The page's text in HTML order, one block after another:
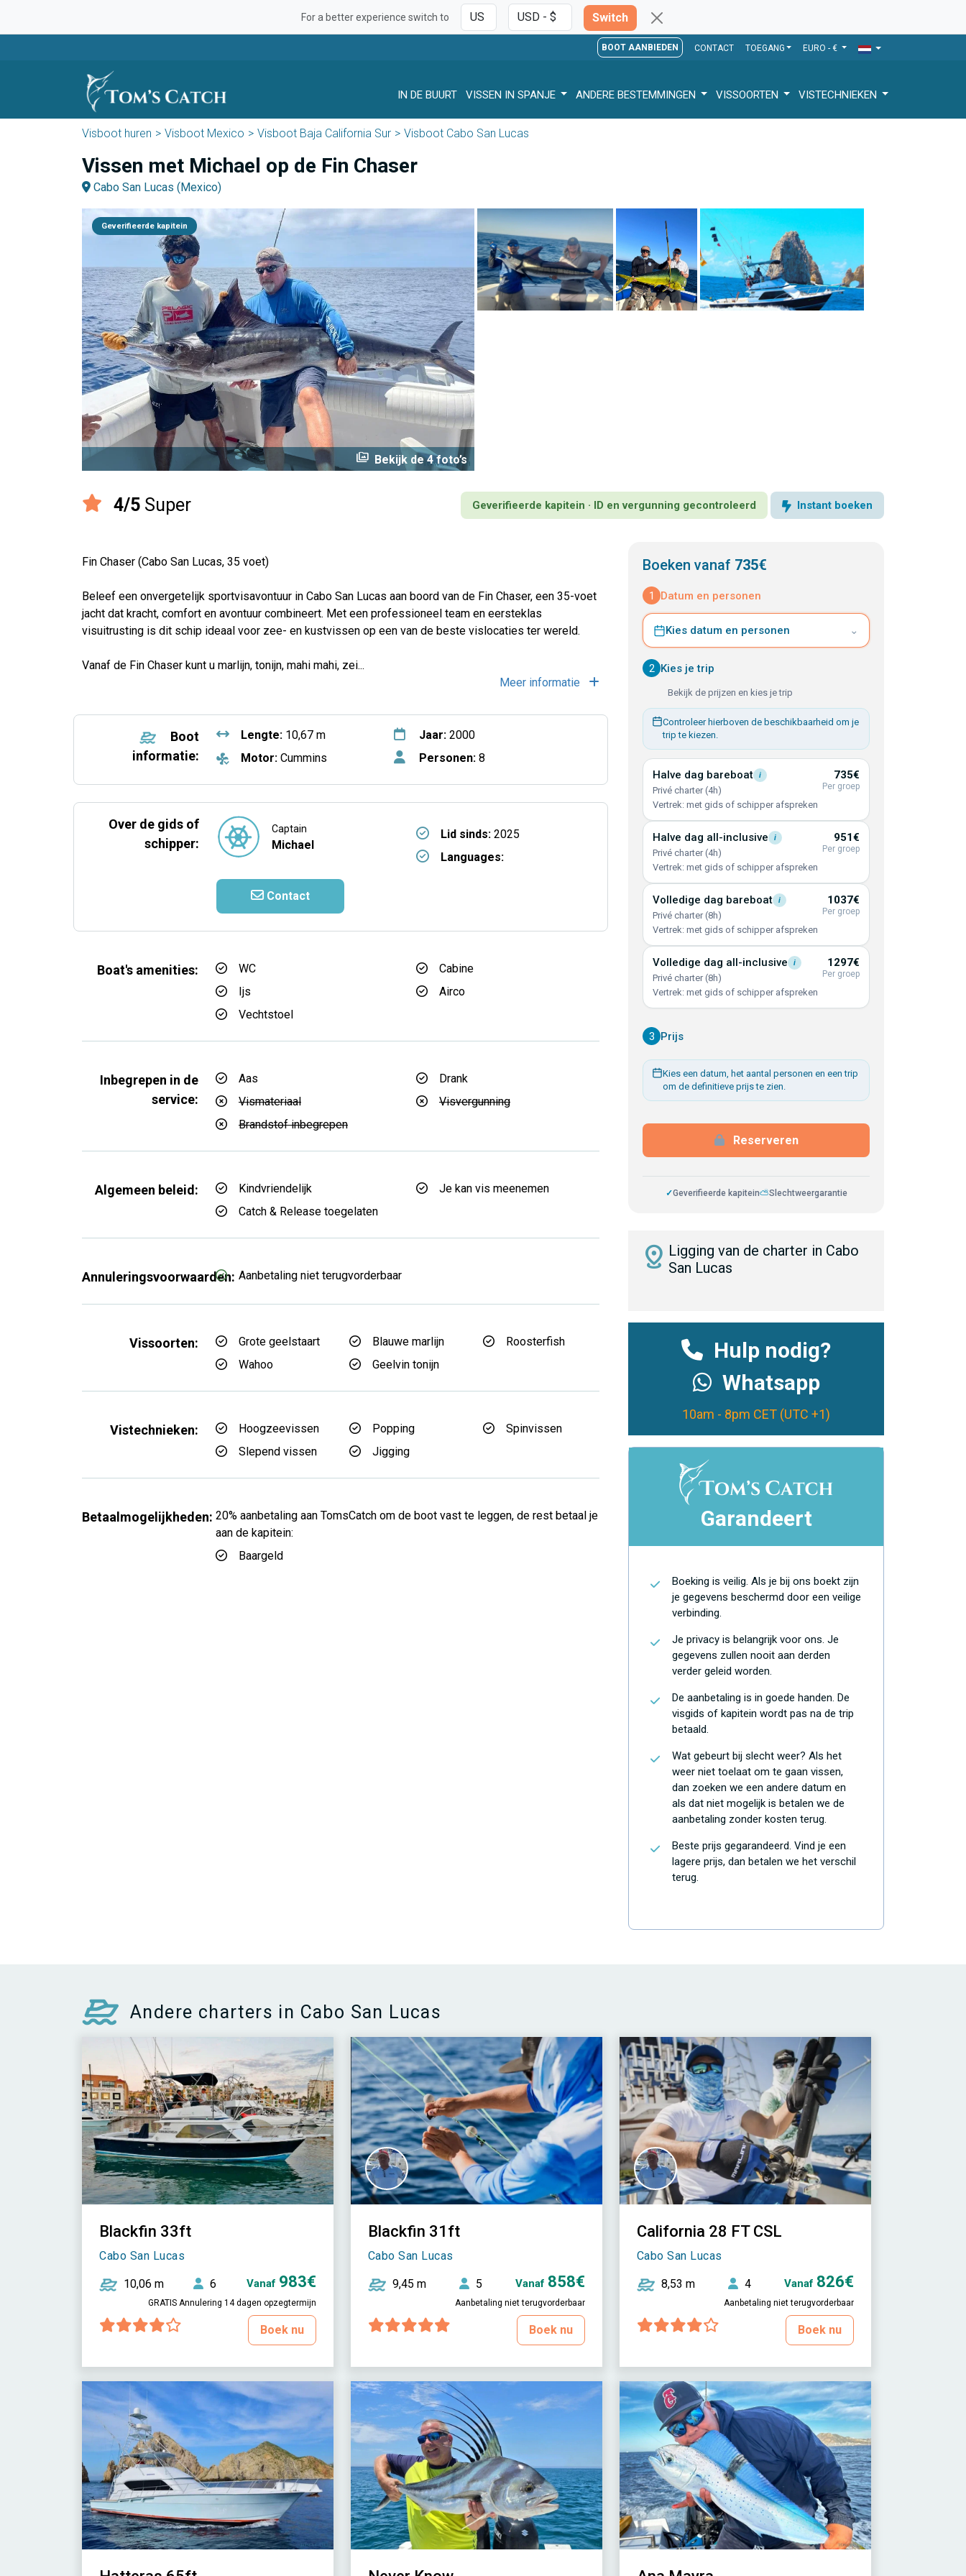
For a better experience switch to Switch
BOOT AANBIEDEN CONTACT TOEGANG EURO - €
IN DE BUURT VISSEN IN SPANJE ANDERE BESTEMMINGEN VISSOORTEN VISTECHNIEKEN
Visboot huren Visboot Mexico Visboot Baja California Sur Visboot Cabo San Lucas
Vissen met Michael op de Fin Chaser
Cabo San Lucas (Mexico)
Geverifieerde kapitein
perm_media Bekijk de 4 foto’s
4/5 Super Geverifieerde kapitein · ID en vergunning gecontroleerd Instant boeken
Fin Chaser (Cabo San Lucas, 35 voet)
Beleef een onvergetelijk sportvisavontuur in Cabo San Lucas aan boord van de Fin Chaser, een 35-voet
jacht dat kracht, comfort en avontuur combineert. Met een professioneel team en eersteklas
visuitrusting is dit schip ideaal voor zee- en kustvissen op een van de beste vislocaties ter wereld.
Vanaf de Fin Chaser kunt u marlijn, tonijn, mahi mahi, zei...
Meer informatie
Boot
informatie:
Lengte:10,67 m
Motor:Cummins
Jaar:2000
Personen:8
Over de gids of
schipper:
Captain
Michael
Contact
Lid sinds:2025
Languages:
Boat's amenities: WC
Cabine
Ijs
Airco
Vechtstoel
Inbegrepen in de
service:
Aas
Drank
Vismateriaal
Visvergunning
Brandstof inbegrepen
Algemeen beleid: Kindvriendelijk
Je kan vis meenemen
Catch & Release toegelaten
Annuleringsvoorwaarden: Aanbetaling niet terugvorderbaar
Vissoorten: Grote geelstaart Blauwe marlijn
Roosterfish
Wahoo
Geelvin tonijn
Vistechnieken: Hoogzeevissen Popping
Spinvissen
Slepend vissen
Jigging
Betaalmogelijkheden: 20% aanbetaling aan TomsCatch om de boot vast te leggen, de rest betaal je
aan de kapitein:
Baargeld
Boeken vanaf 735€
1 Datum en personen
Kies datum en personen ⌄
2 Kies je trip
Bekijk de prijzen en kies je trip
Controleer hierboven de beschikbaarheid om je
trip te kiezen.
Halve dag bareboat i
Privé charter (4h)
Vertrek: met gids of schipper afspreken
735€
Per groep
Halve dag all-inclusive i
Privé charter (4h)
Vertrek: met gids of schipper afspreken
951€
Per groep
Volledige dag bareboat i
Privé charter (8h)
Vertrek: met gids of schipper afspreken
1037€
Per groep
Volledige dag all-inclusive i
Privé charter (8h)
Vertrek: met gids of schipper afspreken
1297€
Per groep
3 Prijs
Kies een datum, het aantal personen en een trip
om de definitieve prijs te zien.
Reserveren
✓Geverifieerde kapitein⛅Slechtweergarantie
distance Ligging van de charter in Cabo
San Lucas
Hulp nodig?
Whatsapp
10am - 8pm CET (UTC +1)
Garandeert
Boeking is veilig. Als je bij ons boekt zijn
je gegevens beschermd door een veilige
verbinding.
Je privacy is belangrijk voor ons. Je
gegevens zullen nooit aan derden
verder geleid worden.
De aanbetaling is in goede handen. De
visgids of kapitein wordt pas na de trip
betaald.
Wat gebeurt bij slecht weer? Als het
weer niet toelaat om te gaan vissen,
dan zoeken we een andere datum en
als dat niet mogelijk is betalen we de
aanbetaling zonder kosten terug.
Beste prijs gegarandeerd. Vind je een
lagere prijs, dan betalen we het verschil
terug.
Andere charters in Cabo San Lucas
Blackfin 33ft
Cabo San Lucas
10,06 m 6 Vanaf 983€
GRATIS Annulering 14 dagen opzegtermijn
Boek nu
Blackfin 31ft
Cabo San Lucas
9,45 m 5 Vanaf 858€
Aanbetaling niet terugvorderbaar
Boek nu
California 28 FT CSL
Cabo San Lucas
8,53 m 4 Vanaf 826€
Aanbetaling niet terugvorderbaar
Boek nu